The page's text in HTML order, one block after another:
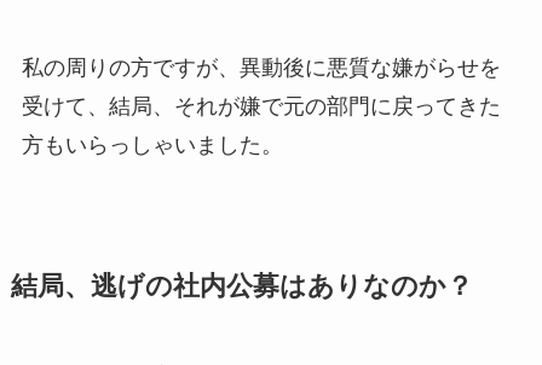
私の周りの方ですが、異動後に悪質な嫌がらせを
受けて、結局、それが嫌で元の部門に戻ってきた
方もいらっしゃいました。
結局、逃げの社内公募はありなのか？